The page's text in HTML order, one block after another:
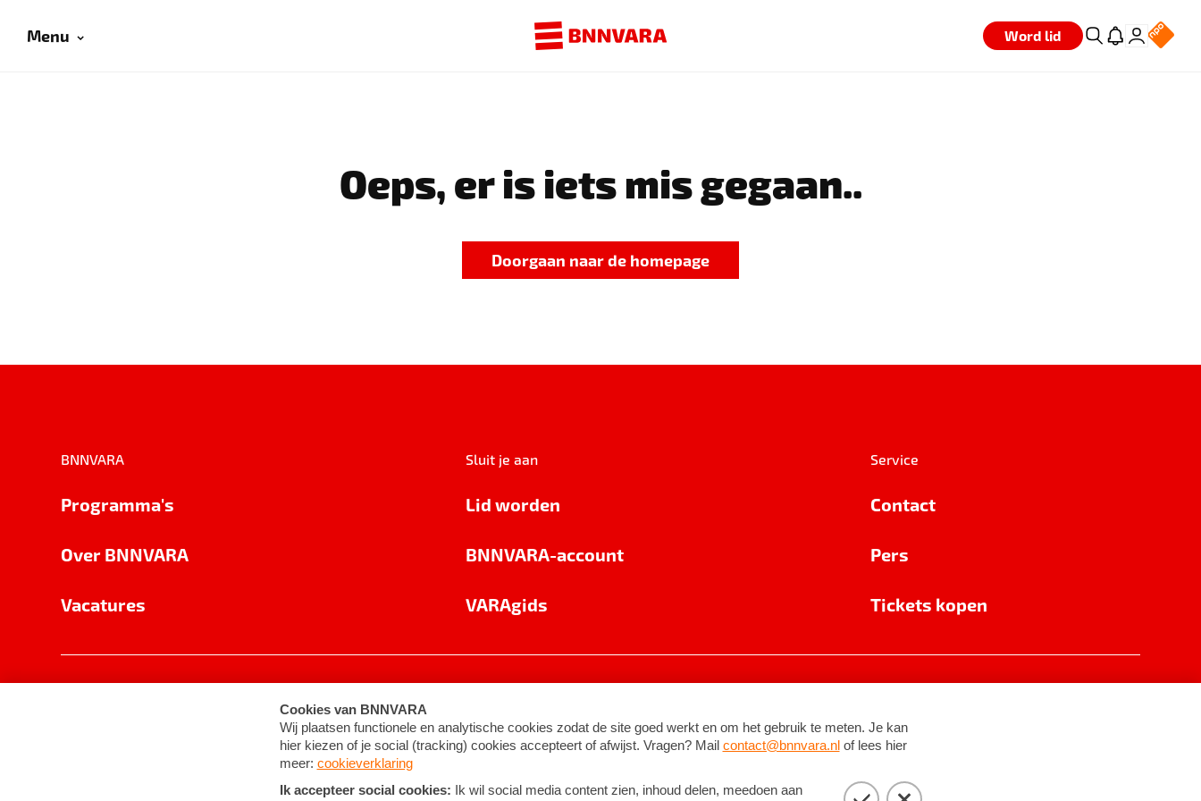
Menu Word lid
Oeps, er is iets mis gegaan..
Doorgaan naar de homepage
BNNVARA
Programma's
Over BNNVARA
Vacatures
Sluit je aan
Lid worden
BNNVARA-account
VARAgids
Service
Contact
Pers
Tickets kopen
Cookie-instellingen Algemene voorwaarden ©2026BNNVARA